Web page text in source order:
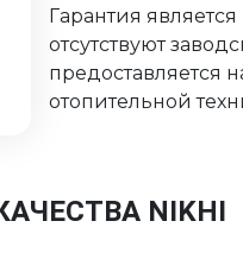
Гарантия
отсутствуют
предоставляется
отопительной
NIKHI